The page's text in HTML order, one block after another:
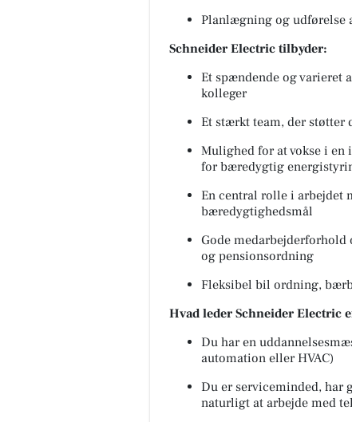
Planlægning og udførelse
Schneider Electric tilbyder:
Et spændende og varieret
kolleger
Et stærkt team, der
Mulighed for at vokse i
for bæredygtig
En central rolle i arbejdet
bæredygtighedsmål
Gode medarbejderforhold
og pensionsordning
Fleksibel bil ordning,
Hvad leder Schneider Electric
Du har en
automation eller HVAC)
Du er serviceminded, har
naturligt at arbejde med